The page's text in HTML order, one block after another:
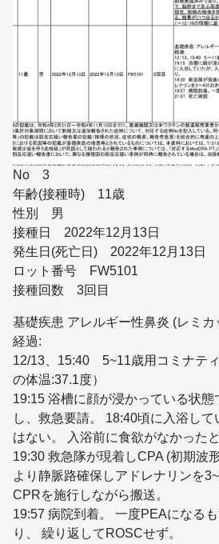
No 3
年齢(接種時) 11歳
性別 男
接種日 2022年12月13日
発生日(死亡日) 2022年12月13日
ロット番号 FW5101
接種回数 3回目
基礎疾患 アレルギー性鼻炎 (レミカ
経過:
12/13、15:40 5~11歳用コミナテ
の体温:37.1度）
19:15 浴槽に顔が浸かっている状
し、救急要請。 18:40頃に入浴し
はない。 入浴前に食欲がなかった
19:30 救急隊が現着しCPA (初期波
より静脈路確保しアドレナリンを
CPRを施行しながら搬送。
19:57 病院到着。 一度PEAになる
り、 繰り返してROSCせず。